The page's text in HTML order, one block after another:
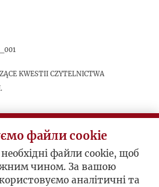
kwestii czytelnictwa
Walery J. Jasiński
файли cookie
файли cookie, щоб
чином. За вашою
аналітичні та